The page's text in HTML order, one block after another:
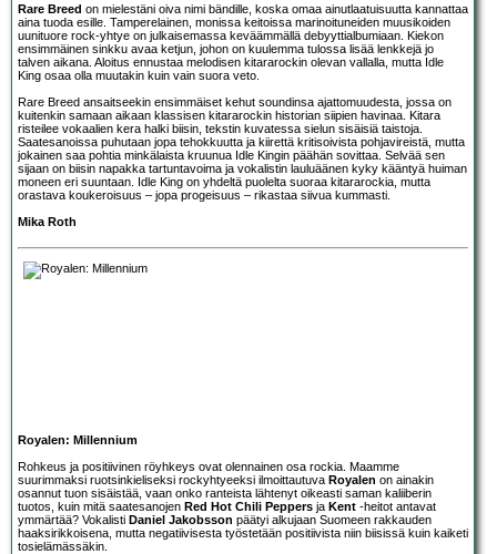
Rare Breed on mielestäni oiva nimi bändille, koska omaa ainutlaatuisuutta kannattaa
aina tuoda esille. Tamperelainen, monissa keitoissa marinoituneiden muusikoiden
uunituore rock-yhtye on julkaisemassa keväämmällä debyyttialbumiaan. Kiekon
ensimmäinen sinkku avaa ketjun, johon on kuulemma tulossa lisää lenkkejä jo
talven aikana. Aloitus ennustaa melodisen kitararockin olevan vallalla, mutta Idle
King osaa olla muutakin kuin vain suora veto.
Rare Breed ansaitseekin ensimmäiset kehut soundinsa ajattomuudesta, jossa on
kuitenkin samaan aikaan klassisen kitararockin historian siipien havinaa. Kitara
risteilee vokaalien kera halki biisin, tekstin kuvatessa sielun sisäisiä taistoja.
Saatesanoissa puhutaan jopa tehokkuutta ja kiirettä kritisoivista pohjavireistä, mutta
jokainen saa pohtia minkälaista kruunua Idle Kingin päähän sovittaa. Selvää sen
sijaan on biisin napakka tartuntavoima ja vokalistin lauluäänen kyky kääntyä huiman
moneen eri suuntaan. Idle King on yhdeltä puolelta suoraa kitararockia, mutta
orastava koukeroisuus – jopa progeisuus – rikastaa siivua kummasti.
Mika Roth
Royalen: Millennium
Rohkeus ja positiivinen röyhkeys ovat olennainen osa rockia. Maamme
suurimmaksi ruotsinkieliseksi rockyhtyeeksi ilmoittautuva Royalen on ainakin
osannut tuon sisäistää, vaan onko ranteista lähtenyt oikeasti saman kaliiberin
tuotos, kuin mitä saatesanojen Red Hot Chili Peppers ja Kent -heitot antavat
ymmärtää? Vokalisti Daniel Jakobsson päätyi alkujaan Suomeen rakkauden
haaksirikkoisena, mutta negatiivisesta työstetään positiivista niin biisissä kuin kaiketi
tosielämässäkin.